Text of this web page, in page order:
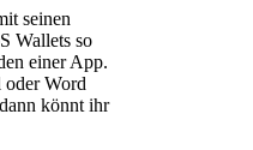
seinen
Wallets so
einer App.
Word
könnt ihr